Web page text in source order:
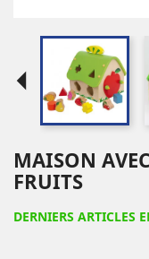
arrow_left
MAISON
FRUITS
DERNIERS ARTICLES